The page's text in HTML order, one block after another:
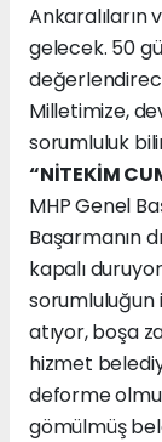
gelecek. 50
Milletimize,
sorumluluk
“NİTEKİM
MHP Genel
Başarmanın
kapalı
sorumluluğun
atıyor, boşa
hizmet
deforme
gömülmüş